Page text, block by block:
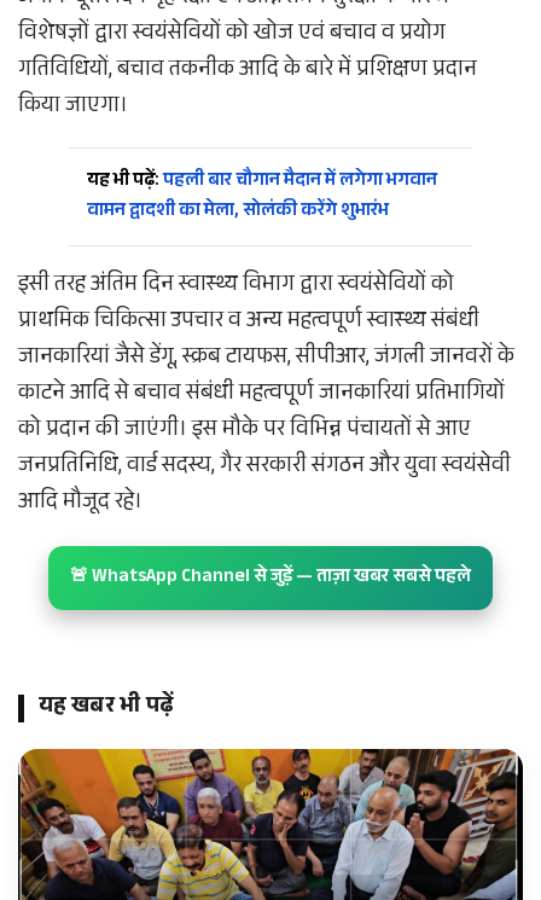
विशेषज्ञों द्वारा स्वयंसेवियों को खोज एवं बचाव व प्रयोग
गतिविधियों, बचाव तकनीक आदि के बारे में प्रशिक्षण प्रदान
किया जाएगा।
यह भी पढ़ें:पहली बार चौगान मैदान में लगेगा भगवान
वामन द्वादशी का मेला, सोलंकी करेंगे शुभारंभ
इसी तरह अंतिम दिन स्वास्थ्य विभाग द्वारा स्वयंसेवियों को
प्राथमिक चिकित्सा उपचार व अन्य महत्वपूर्ण स्वास्थ्य संबंधी
जानकारियां जैसे डेंगू, स्क्रब टायफस, सीपीआर, जंगली जानवरों के
काटने आदि से बचाव संबंधी महत्वपूर्ण जानकारियां प्रतिभागियों
को प्रदान की जाएंगी। इस मौके पर विभिन्न पंचायतों से आए
जनप्रतिनिधि, वार्ड सदस्य, गैर सरकारी संगठन और युवा स्वयंसेवी
आदि मौजूद रहे।
🚨 WhatsApp Channel से जुड़ें — ताज़ा खबर सबसे पहले
यह खबर भी पढ़ें